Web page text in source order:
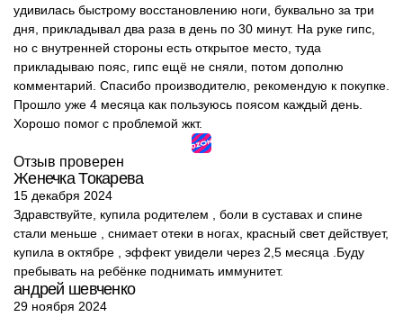
удивилась быстрому восстановлению ноги, буквально за три
дня, прикладывал два раза в день по 30 минут. На руке гипс,
но с внутренней стороны есть открытое место, туда
прикладываю пояс, гипс ещё не сняли, потом дополню
комментарий. Спасибо производителю, рекомендую к покупке.
Прошло уже 4 месяца как пользуюсь поясом каждый день.
Хорошо помог с проблемой жкт.
Отзыв проверен
Женечка Токарева
15 декабря 2024
Здравствуйте, купила родителем , боли в суставах и спине
стали меньше , снимает отеки в ногах, красный свет действует,
купила в октябре , эффект увидели через 2,5 месяца .Буду
пребывать на ребёнке поднимать иммунитет.
андрей шевченко
29 ноября 2024